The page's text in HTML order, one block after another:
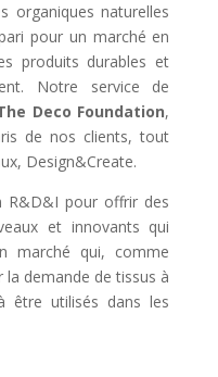
organiques naturelles
pour un marché en
produits durables et
Notre service de
Deco Foundation,
de nos clients, tout
Design&Create.
R&D&I pour offrir des
et innovants qui
marché qui, comme
la demande de tissus à
être utilisés dans les